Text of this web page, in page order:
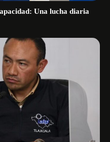
Una lucha diaria